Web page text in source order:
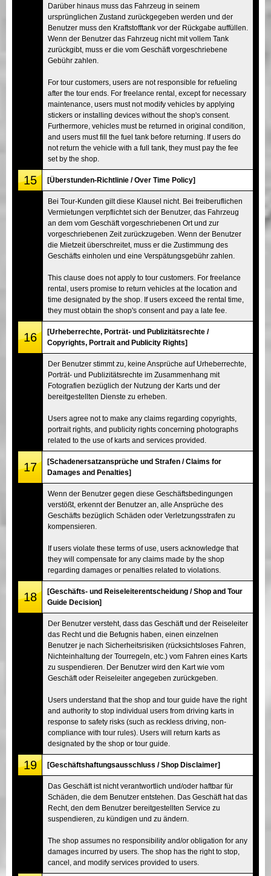
Darüber hinaus muss das Fahrzeug in seinem
ursprünglichen Zustand zurückgegeben werden und der
Benutzer muss den Kraftstofftank vor der Rückgabe auffüllen.
Wenn der Benutzer das Fahrzeug nicht mit vollem Tank
zurückgibt, muss er die vom Geschäft vorgeschriebene
Gebühr zahlen.
For tour customers, users are not responsible for refueling
after the tour ends. For freelance rental, except for necessary
maintenance, users must not modify vehicles by applying
stickers or installing devices without the shop's consent.
Furthermore, vehicles must be returned in original condition,
and users must fill the fuel tank before returning. If users do
not return the vehicle with a full tank, they must pay the fee
set by the shop.
15 [Überstunden-Richtlinie / Over Time Policy]
Bei Tour-Kunden gilt diese Klausel nicht. Bei freiberuflichen
Vermietungen verpflichtet sich der Benutzer, das Fahrzeug
an dem vom Geschäft vorgeschriebenen Ort und zur
vorgeschriebenen Zeit zurückzugeben. Wenn der Benutzer
die Mietzeit überschreitet, muss er die Zustimmung des
Geschäfts einholen und eine Verspätungsgebühr zahlen.
This clause does not apply to tour customers. For freelance
rental, users promise to return vehicles at the location and
time designated by the shop. If users exceed the rental time,
they must obtain the shop's consent and pay a late fee.
16
[Urheberrechte, Porträt- und Publizitätsrechte /
Copyrights, Portrait and Publicity Rights]
Der Benutzer stimmt zu, keine Ansprüche auf Urheberrechte,
Porträt- und Publizitätsrechte im Zusammenhang mit
Fotografien bezüglich der Nutzung der Karts und der
bereitgestellten Dienste zu erheben.
Users agree not to make any claims regarding copyrights,
portrait rights, and publicity rights concerning photographs
related to the use of karts and services provided.
17
[Schadenersatzansprüche und Strafen / Claims for
Damages and Penalties]
Wenn der Benutzer gegen diese Geschäftsbedingungen
verstößt, erkennt der Benutzer an, alle Ansprüche des
Geschäfts bezüglich Schäden oder Verletzungsstrafen zu
kompensieren.
If users violate these terms of use, users acknowledge that
they will compensate for any claims made by the shop
regarding damages or penalties related to violations.
18
[Geschäfts- und Reiseleiterentscheidung / Shop and Tour
Guide Decision]
Der Benutzer versteht, dass das Geschäft und der Reiseleiter
das Recht und die Befugnis haben, einen einzelnen
Benutzer je nach Sicherheitsrisiken (rücksichtsloses Fahren,
Nichteinhaltung der Tourregeln, etc.) vom Fahren eines Karts
zu suspendieren. Der Benutzer wird den Kart wie vom
Geschäft oder Reiseleiter angegeben zurückgeben.
Users understand that the shop and tour guide have the right
and authority to stop individual users from driving karts in
response to safety risks (such as reckless driving, non-
compliance with tour rules). Users will return karts as
designated by the shop or tour guide.
19 [Geschäftshaftungsausschluss / Shop Disclaimer]
Das Geschäft ist nicht verantwortlich und/oder haftbar für
Schäden, die dem Benutzer entstehen. Das Geschäft hat das
Recht, den dem Benutzer bereitgestellten Service zu
suspendieren, zu kündigen und zu ändern.
The shop assumes no responsibility and/or obligation for any
damages incurred by users. The shop has the right to stop,
cancel, and modify services provided to users.